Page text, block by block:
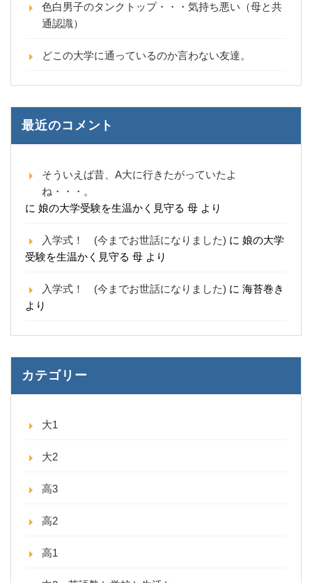
色白男子のタンクトップ・・・気持ち悪い（母と共
通認識）
どこの大学に通っているのか言わない友達。
最近のコメント
そういえば昔、A大に行きたがっていたよ
ね・・・。
に 娘の大学受験を生温かく見守る 母 より
入学式！ (今までお世話になりました) に 娘の大学
受験を生温かく見守る 母 より
入学式！ (今までお世話になりました) に 海苔巻き
より
カテゴリー
大1
大2
高3
高2
高1